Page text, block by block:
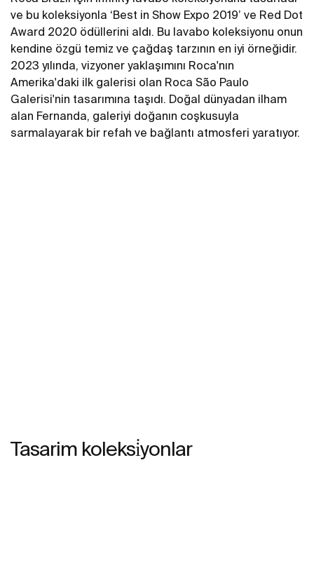
ve bu koleksiyonla ‘Best in Show Expo 2019’ ve Red Dot
Award 2020 ödüllerini aldı. Bu lavabo koleksiyonu onun
kendine özgü temiz ve çağdaş tarzının en iyi örneğidir.
2023 yılında, vizyoner yaklaşımını Roca'nın
Amerika'daki ilk galerisi olan Roca São Paulo
Galerisi'nin tasarımına taşıdı. Doğal dünyadan ilham
alan Fernanda, galeriyi doğanın coşkusuyla
sarmalayarak bir refah ve bağlantı atmosferi yaratıyor.
Tasarim koleksi̇yonlar